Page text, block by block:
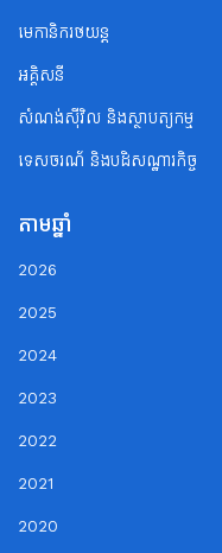
មេកានិករថយន្ត
អគ្គិសនី
សំណង់ស៊ីវិល និងស្ថាបត្យកម្ម
ទេសចរណ័ និងបដិសណ្ឋារកិច្ច
តាមឆ្នាំ
2026
2025
2024
2023
2022
2021
2020